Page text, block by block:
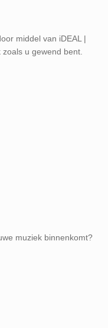
middel van iDEAL |
u gewend bent.
muziek binnenkomt?